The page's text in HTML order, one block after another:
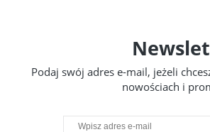
Podaj swój adres e-mail, jeżeli
nowościach i